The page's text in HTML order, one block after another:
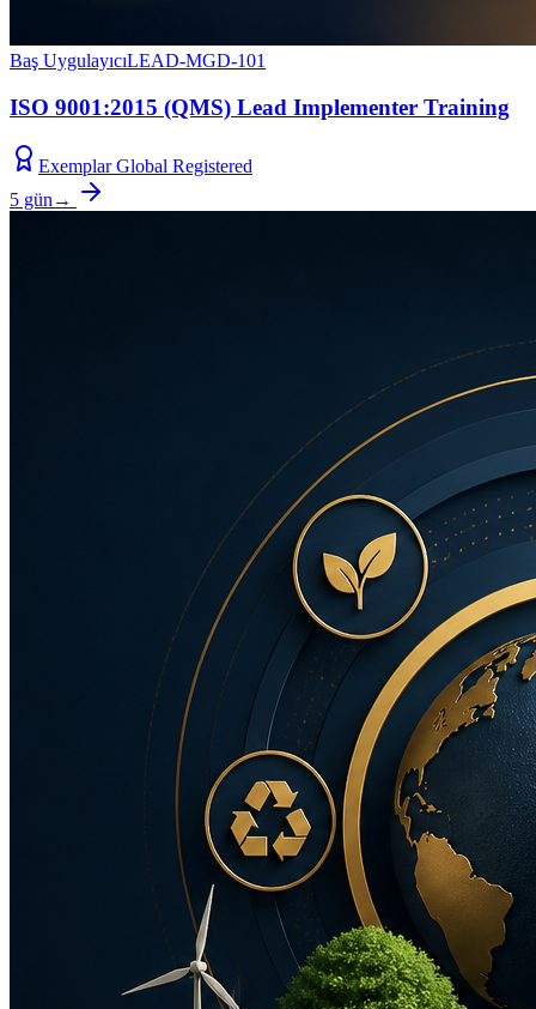
Baş UygulayıcıLEAD-MGD-101
ISO 9001:2015 (QMS) Lead Implementer Training
Exemplar Global Registered
5 gün →